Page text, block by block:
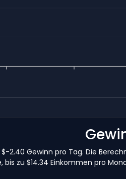
$-2.40 Gewinn pro Tag. Die
bis zu $14.34 Einkommen pro